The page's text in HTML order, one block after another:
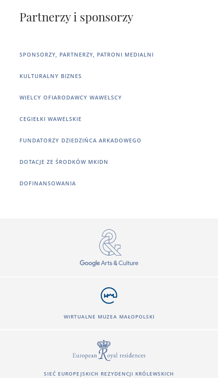
Partnerzy i sponsorzy
SPONSORZY, PARTNERZY, PATRONI MEDIALNI
KULTURALNY BIZNES
WIELCY OFIARODAWCY WAWELSCY
CEGIEŁKI WAWELSKIE
FUNDATORZY DZIEDZIŃCA ARKADOWEGO
DOTACJE ZE ŚRODKÓW MKIDN
DOFINANSOWANIA
WIRTUALNE MUZEA MAŁOPOLSKI
SIEĆ EUROPEJSKICH REZYDENCJI KRÓLEWSKICH